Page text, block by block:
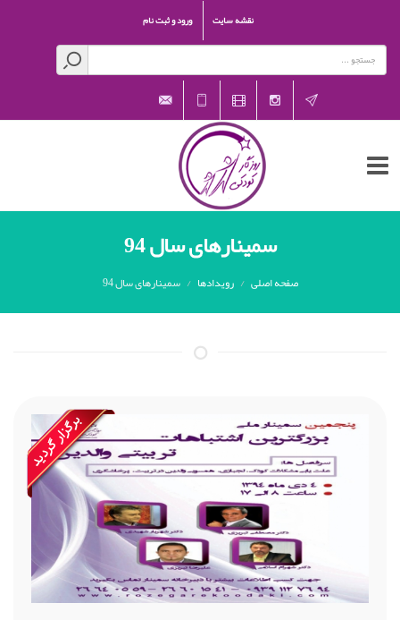
نقشه سایت ورود و ثبت نام
Instagram
aparat
021-
26601541
سمینارهای سال 94
صفحه اصلی رویدادها سمینارهای سال 94